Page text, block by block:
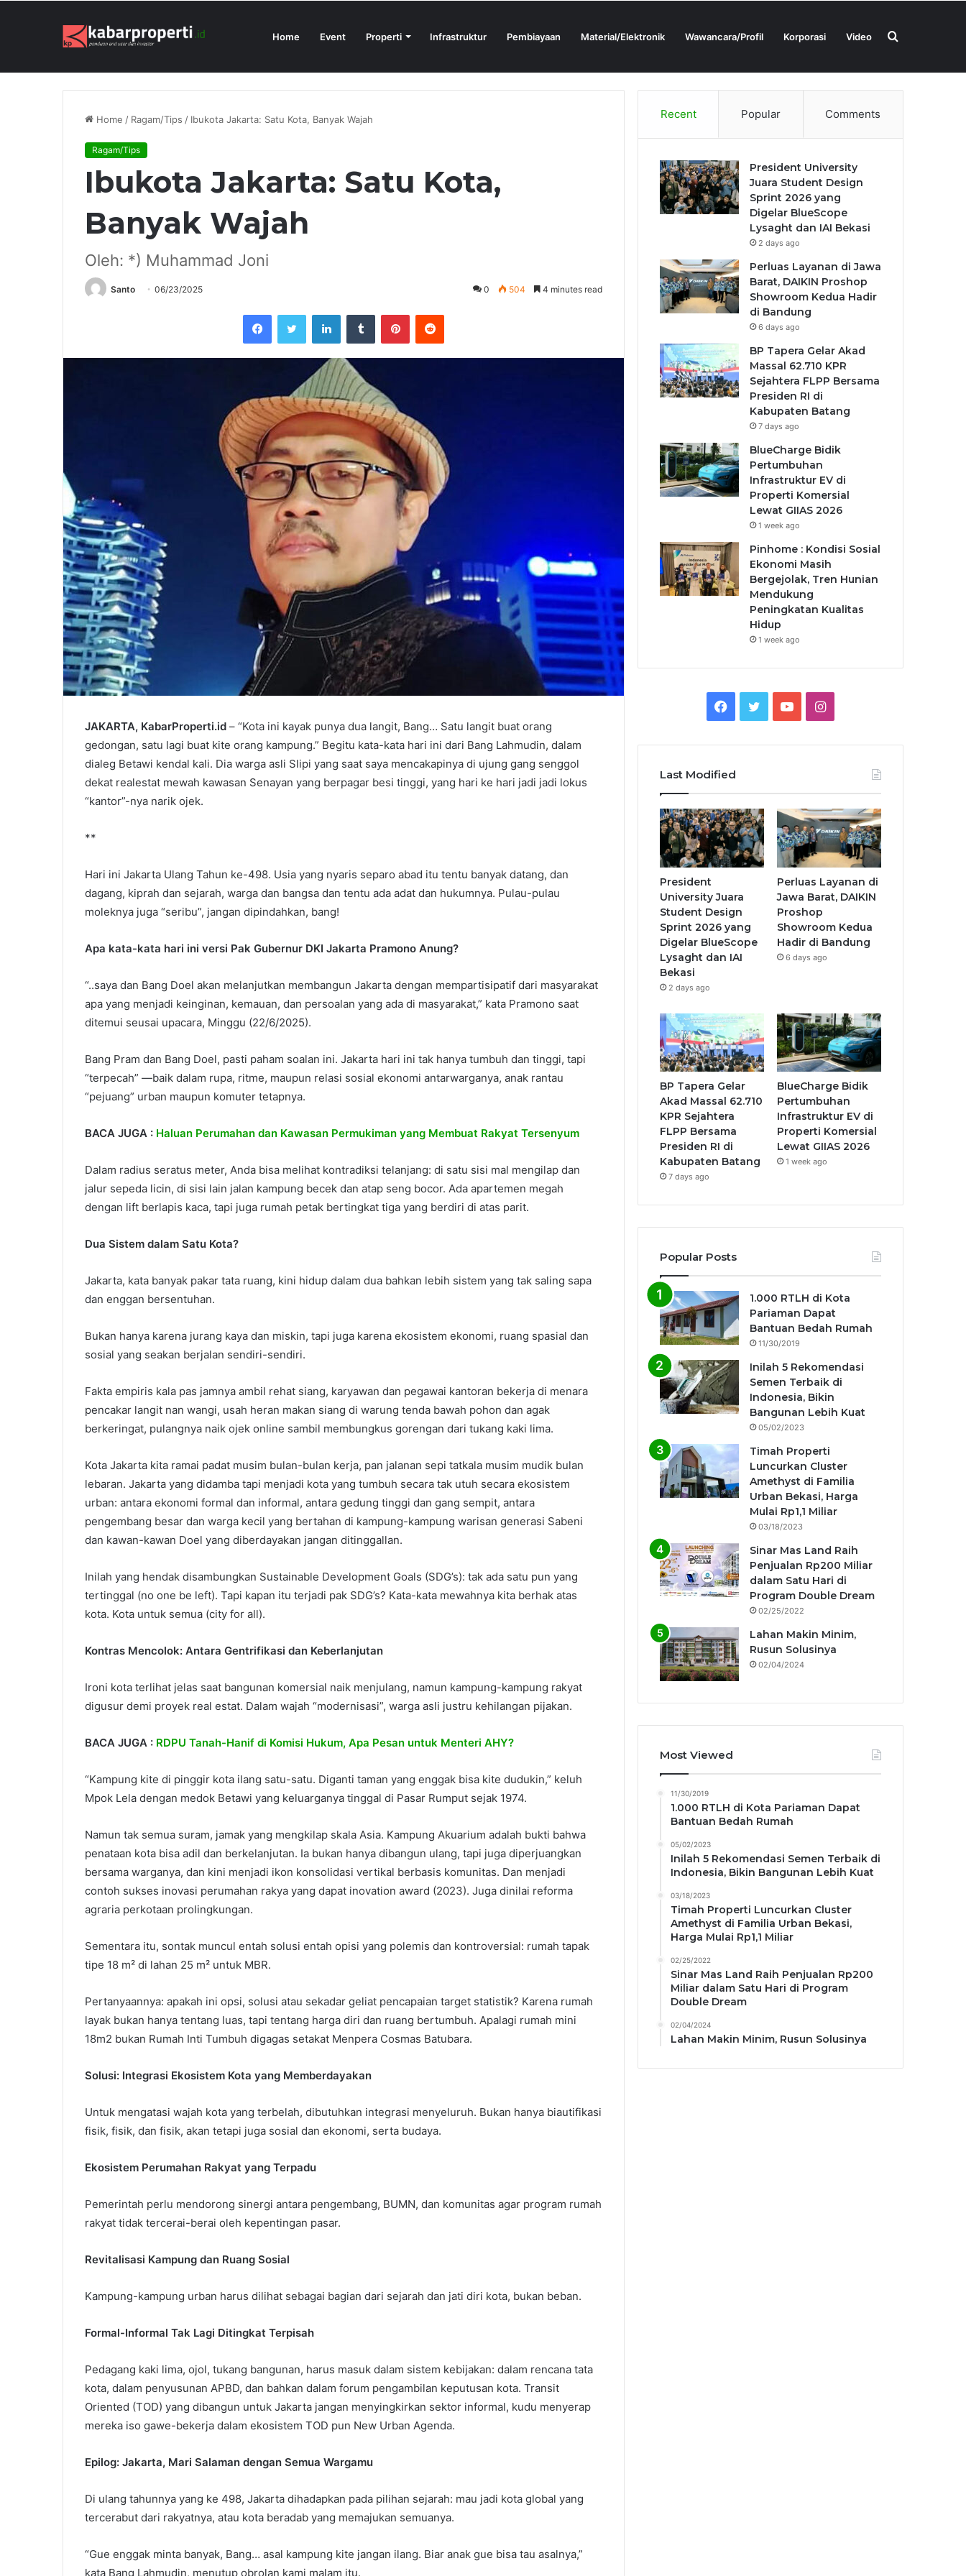
Home Event Properti Infrastruktur Pembiayaan Material/Elektronik Wawancara/Profil Korporasi Video Search
Home / Ragam/Tips / Ibukota Jakarta: Satu Kota, Banyak Wajah
Ragam/Tips
Ibukota Jakarta: Satu Kota,
Banyak Wajah
Oleh: *) Muhammad Joni
Santo 06/23/2025 0 504 4 minutes read
FacebookTwitter LinkedInTumblr PinterestReddit
JAKARTA, KabarProperti.id – “Kota ini kayak punya dua langit, Bang… Satu langit buat orang
gedongan, satu lagi buat kite orang kampung.” Begitu kata-kata hari ini dari Bang Lahmudin, dalam
dialeg Betawi kendal kali. Dia warga asli Slipi yang saat saya mencakapinya di ujung gang senggol
dekat realestat mewah kawasan Senayan yang berpagar besi tinggi, yang hari ke hari jadi jadi lokus
“kantor”-nya narik ojek.
**
Hari ini Jakarta Ulang Tahun ke-498. Usia yang nyaris separo abad itu tentu banyak datang, dan
dagang, kiprah dan sejarah, warga dan bangsa dan tentu ada adat dan hukumnya. Pulau-pulau
moleknya juga “seribu”, jangan dipindahkan, bang!
Apa kata-kata hari ini versi Pak Gubernur DKI Jakarta Pramono Anung?
“..saya dan Bang Doel akan melanjutkan membangun Jakarta dengan mempartisipatif dari masyarakat
apa yang menjadi keinginan, kemauan, dan persoalan yang ada di masyarakat,” kata Pramono saat
ditemui seusai upacara, Minggu (22/6/2025).
Bang Pram dan Bang Doel, pasti paham soalan ini. Jakarta hari ini tak hanya tumbuh dan tinggi, tapi
“terpecah” —baik dalam rupa, ritme, maupun relasi sosial ekonomi antarwarganya, anak rantau
“pejuang” urban maupun komuter tetapnya.
BACA JUGA : Haluan Perumahan dan Kawasan Permukiman yang Membuat Rakyat Tersenyum
Dalam radius seratus meter, Anda bisa melihat kontradiksi telanjang: di satu sisi mal mengilap dan
jalur sepeda licin, di sisi lain jalan kampung becek dan atap seng bocor. Ada apartemen megah
dengan lift berlapis kaca, tapi juga rumah petak bertingkat tiga yang berdiri di atas parit.
Dua Sistem dalam Satu Kota?
Jakarta, kata banyak pakar tata ruang, kini hidup dalam dua bahkan lebih sistem yang tak saling sapa
dan enggan bersentuhan.
Bukan hanya karena jurang kaya dan miskin, tapi juga karena ekosistem ekonomi, ruang spasial dan
sosial yang seakan berjalan sendiri-sendiri.
Fakta empiris kala pas jamnya ambil rehat siang, karyawan dan pegawai kantoran bekerja di menara
pencakar langit nan wangi, usah heran makan siang di warung tenda bawah pohon dan agak
berkeringat, pulangnya naik ojek online sambil membungkus gorengan dari tukang kaki lima.
Kota Jakarta kita ramai padat musim bulan-bulan kerja, pan jalanan sepi tatkala musim mudik bulan
lebaran. Jakarta yang didamba tapi menjadi kota yang tumbuh secara tak utuh secara ekosistem
urban: antara ekonomi formal dan informal, antara gedung tinggi dan gang sempit, antara
pengembang besar dan warga kecil yang bertahan di kampung-kampung warisan generasi Sabeni
dan kawan-kawan Doel yang diberdayakan jangan ditinggallan.
Inilah yang hendak disambungkan Sustainable Development Goals (SDG’s): tak ada satu pun yang
tertinggal (no one be left). Tapi kapan itu terjadi pak SDG’s? Kata-kata mewahnya kita berhak atas
kota. Kota untuk semua (city for all).
Kontras Mencolok: Antara Gentrifikasi dan Keberlanjutan
Ironi kota terlihat jelas saat bangunan komersial naik menjulang, namun kampung-kampung rakyat
digusur demi proyek real estat. Dalam wajah “modernisasi”, warga asli justru kehilangan pijakan.
BACA JUGA : RDPU Tanah-Hanif di Komisi Hukum, Apa Pesan untuk Menteri AHY?
“Kampung kite di pinggir kota ilang satu-satu. Diganti taman yang enggak bisa kite dudukin,” keluh
Mpok Lela dengan medok Betawi yang keluarganya tinggal di Pasar Rumput sejak 1974.
Namun tak semua suram, jamak yang mengkilap skala Asia. Kampung Akuarium adalah bukti bahwa
penataan kota bisa adil dan berkelanjutan. Ia bukan hanya dibangun ulang, tapi juga diperjuangkan
bersama warganya, dan kini menjadi ikon konsolidasi vertikal berbasis komunitas. Dan menjadi
contoh sukses inovasi perumahan rakya yang dapat inovation award (2023). Juga dinilai reforma
agraria perkotaan prolingkungan.
Sementara itu, sontak muncul entah solusi entah opisi yang polemis dan kontroversial: rumah tapak
tipe 18 m² di lahan 25 m² untuk MBR.
Pertanyaannya: apakah ini opsi, solusi atau sekadar geliat pencapaian target statistik? Karena rumah
layak bukan hanya tentang luas, tapi tentang harga diri dan ruang bertumbuh. Apalagi rumah mini
18m2 bukan Rumah Inti Tumbuh digagas setakat Menpera Cosmas Batubara.
Solusi: Integrasi Ekosistem Kota yang Memberdayakan
Untuk mengatasi wajah kota yang terbelah, dibutuhkan integrasi menyeluruh. Bukan hanya biautifikasi
fisik, fisik, dan fisik, akan tetapi juga sosial dan ekonomi, serta budaya.
Ekosistem Perumahan Rakyat yang Terpadu
Pemerintah perlu mendorong sinergi antara pengembang, BUMN, dan komunitas agar program rumah
rakyat tidak tercerai-berai oleh kepentingan pasar.
Revitalisasi Kampung dan Ruang Sosial
Kampung-kampung urban harus dilihat sebagai bagian dari sejarah dan jati diri kota, bukan beban.
Formal-Informal Tak Lagi Ditingkat Terpisah
Pedagang kaki lima, ojol, tukang bangunan, harus masuk dalam sistem kebijakan: dalam rencana tata
kota, dalam penyusunan APBD, dan bahkan dalam forum pengambilan keputusan kota. Transit
Oriented (TOD) yang dibangun untuk Jakarta jangan menyingkirkan sektor informal, kudu menyerap
mereka iso gawe-bekerja dalam ekosistem TOD pun New Urban Agenda.
Epilog: Jakarta, Mari Salaman dengan Semua Wargamu
Di ulang tahunnya yang ke 498, Jakarta dihadapkan pada pilihan sejarah: mau jadi kota global yang
tercerabut dari rakyatnya, atau kota beradab yang memajukan semuanya.
“Gue enggak minta banyak, Bang… asal kampung kite jangan ilang. Biar anak gue bisa tau asalnya,”
kata Bang Lahmudin, menutup obrolan kami malam itu.
Recent Popular Comments
President University
Juara Student Design
Sprint 2026 yang
Digelar BlueScope
Lysaght dan IAI Bekasi
2 days ago
Perluas Layanan di Jawa
Barat, DAIKIN Proshop
Showroom Kedua Hadir
di Bandung
6 days ago
BP Tapera Gelar Akad
Massal 62.710 KPR
Sejahtera FLPP Bersama
Presiden RI di
Kabupaten Batang
7 days ago
BlueCharge Bidik
Pertumbuhan
Infrastruktur EV di
Properti Komersial
Lewat GIIAS 2026
1 week ago
Pinhome : Kondisi Sosial
Ekonomi Masih
Bergejolak, Tren Hunian
Mendukung
Peningkatan Kualitas
Hidup
1 week ago
Facebook
TwitterYouTubeInstagram
Last Modified
President
University Juara
Student Design
Sprint 2026 yang
Digelar BlueScope
Lysaght dan IAI
Bekasi
2 days ago
Perluas Layanan di
Jawa Barat, DAIKIN
Proshop
Showroom Kedua
Hadir di Bandung
6 days ago
BP Tapera Gelar
Akad Massal 62.710
KPR Sejahtera
FLPP Bersama
Presiden RI di
Kabupaten Batang
7 days ago
BlueCharge Bidik
Pertumbuhan
Infrastruktur EV di
Properti Komersial
Lewat GIIAS 2026
1 week ago
Popular Posts
1.000 RTLH di Kota
Pariaman Dapat
Bantuan Bedah Rumah
11/30/2019
Inilah 5 Rekomendasi
Semen Terbaik di
Indonesia, Bikin
Bangunan Lebih Kuat
05/02/2023
Timah Properti
Luncurkan Cluster
Amethyst di Familia
Urban Bekasi, Harga
Mulai Rp1,1 Miliar
03/18/2023
Sinar Mas Land Raih
Penjualan Rp200 Miliar
dalam Satu Hari di
Program Double Dream
02/25/2022
Lahan Makin Minim,
Rusun Solusinya
02/04/2024
Most Viewed
11/30/2019
1.000 RTLH di Kota Pariaman Dapat
Bantuan Bedah Rumah
05/02/2023
Inilah 5 Rekomendasi Semen Terbaik di
Indonesia, Bikin Bangunan Lebih Kuat
03/18/2023
Timah Properti Luncurkan Cluster
Amethyst di Familia Urban Bekasi,
Harga Mulai Rp1,1 Miliar
02/25/2022
Sinar Mas Land Raih Penjualan Rp200
Miliar dalam Satu Hari di Program
Double Dream
02/04/2024
Lahan Makin Minim, Rusun Solusinya